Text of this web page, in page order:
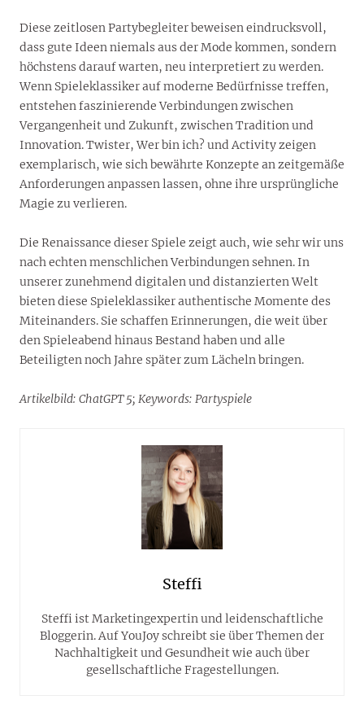
Diese zeitlosen Partybegleiter beweisen eindrucksvoll,
dass gute Ideen niemals aus der Mode kommen, sondern
höchstens darauf warten, neu interpretiert zu werden.
Wenn Spieleklassiker auf moderne Bedürfnisse treffen,
entstehen faszinierende Verbindungen zwischen
Vergangenheit und Zukunft, zwischen Tradition und
Innovation. Twister, Wer bin ich? und Activity zeigen
exemplarisch, wie sich bewährte Konzepte an zeitgemäße
Anforderungen anpassen lassen, ohne ihre ursprüngliche
Magie zu verlieren.
Die Renaissance dieser Spiele zeigt auch, wie sehr wir uns
nach echten menschlichen Verbindungen sehnen. In
unserer zunehmend digitalen und distanzierten Welt
bieten diese Spieleklassiker authentische Momente des
Miteinanders. Sie schaffen Erinnerungen, die weit über
den Spieleabend hinaus Bestand haben und alle
Beteiligten noch Jahre später zum Lächeln bringen.
Artikelbild: ChatGPT 5; Keywords: Partyspiele
Steffi
Steffi ist Marketingexpertin und leidenschaftliche
Bloggerin. Auf YouJoy schreibt sie über Themen der
Nachhaltigkeit und Gesundheit wie auch über
gesellschaftliche Fragestellungen.